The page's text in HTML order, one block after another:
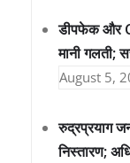
डीपफेक और
मानी गलती;
August 5,
रुद्रप्रयाग
निस्तारण;